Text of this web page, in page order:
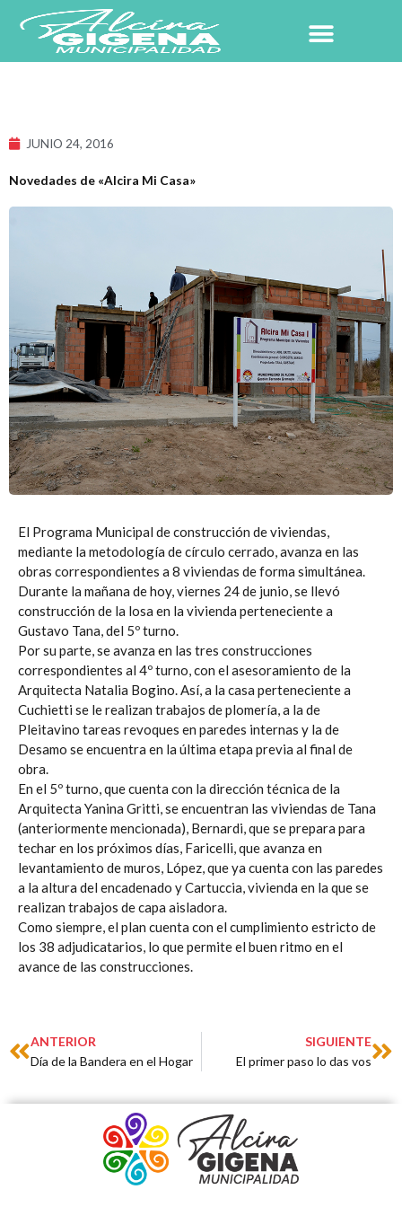
contenido
JUNIO 24, 2016
Novedades de «Alcira Mi Casa»
El Programa Municipal de construcción de viviendas,
mediante la metodología de círculo cerrado, avanza en las
obras correspondientes a 8 viviendas de forma simultánea.
Durante la mañana de hoy, viernes 24 de junio, se llevó
construcción de la losa en la vivienda perteneciente a
Gustavo Tana, del 5º turno.
Por su parte, se avanza en las tres construcciones
correspondientes al 4º turno, con el asesoramiento de la
Arquitecta Natalia Bogino. Así, a la casa perteneciente a
Cuchietti se le realizan trabajos de plomería, a la de
Pleitavino tareas revoques en paredes internas y la de
Desamo se encuentra en la última etapa previa al final de
obra.
En el 5º turno, que cuenta con la dirección técnica de la
Arquitecta Yanina Gritti, se encuentran las viviendas de Tana
(anteriormente mencionada), Bernardi, que se prepara para
techar en los próximos días, Faricelli, que avanza en
levantamiento de muros, López, que ya cuenta con las paredes
a la altura del encadenado y Cartuccia, vivienda en la que se
realizan trabajos de capa aisladora.
Como siempre, el plan cuenta con el cumplimiento estricto de
los 38 adjudicatarios, lo que permite el buen ritmo en el
avance de las construcciones.
Prev
ANTERIOR
Día de la Bandera en el Hogar
SIGUIENTE
El primer paso lo das vos